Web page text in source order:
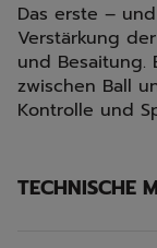
Das erste –
Verstärkung
und Besaitung.
zwischen Ball
Kontrolle und
TECHNISCHE